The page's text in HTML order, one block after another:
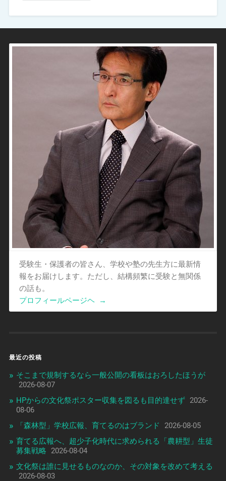
受験生・保護者の皆さん、学校や塾の先生方に最新情
報をお届けします。ただし、結構頻繁に受験と無関係
の話も。
プロフィールページヘ
→
最近の投稿
そこまで規制するなら一般公開の看板はおろしたほうが
2026-08-07
HPからの文化祭ポスター収集を図るも目的達せず 2026-
08-06
「森林型」学校広報、育てるのはブランド
2026-08-05
育てる広報へ、超少子化時代に求められる「農耕型」生徒
募集戦略
2026-08-04
文化祭は誰に見せるものなのか、その対象を改めて考える
2026-08-03